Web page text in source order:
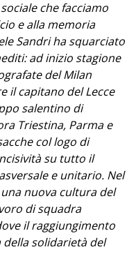
che facciamo
e alla memoria
Sandri ha squarciato
ad inizio stagione
del Milan
il capitano del Lecce
salentino di
Triestina, Parma e
col logo di
su tutto il
e unitario. Nel
nuova cultura del
di squadra
il raggiungimento
solidarietà del